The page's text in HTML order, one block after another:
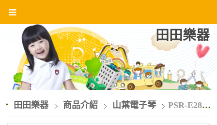
田田樂器
田田樂器 商品介紹 山葉電子琴 PSR-E283電子琴